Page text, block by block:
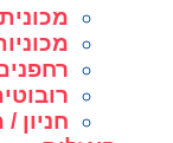
חניון